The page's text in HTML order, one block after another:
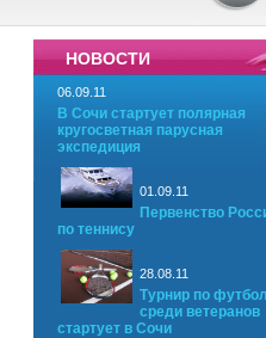
НОВОСТИ
06.09.11
В Сочи стартует полярная
кругосветная парусная
экспедиция
01.09.11
Первенство
по теннису
28.08.11
Турнир по
среди ветеранов
стартует в Сочи